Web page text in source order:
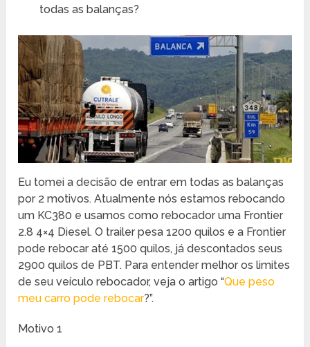
todas as balanças?
Eu tomei a decisão de entrar em todas as balanças
por 2 motivos. Atualmente nós estamos rebocando
um KC380 e usamos como rebocador uma Frontier
2.8 4×4 Diesel. O trailer pesa 1200 quilos e a Frontier
pode rebocar até 1500 quilos, já descontados seus
2900 quilos de PBT. Para entender melhor os limites
de seu veículo rebocador, veja o artigo “Que peso
meu carro pode rebocar?”.
Motivo 1